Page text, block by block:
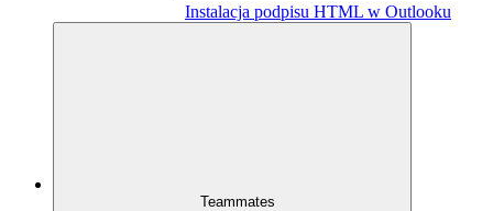
Instalacja podpisu HTML w Outlooku
Teammates